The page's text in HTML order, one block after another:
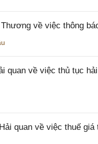
về việc thông
quan về việc thủ tục
quan về việc thuế